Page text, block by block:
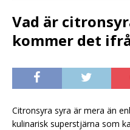
Vad är
kommer det
Citronsyra syra är mera än
kulinarisk superstjärna som